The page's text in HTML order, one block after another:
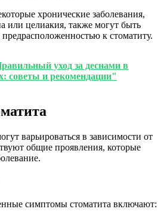
хронические заболевания,
или целиакия, также могут быть
к стоматиту.
уход за деснами в
советы и рекомендации"
варьироваться в зависимости от
общие проявления, которые
симптомы стоматита включают: